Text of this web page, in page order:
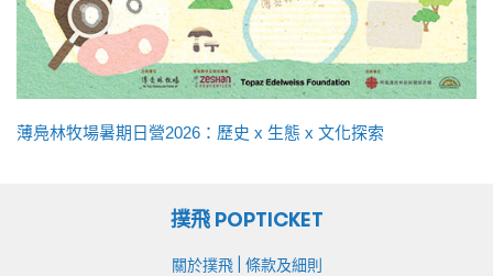
薄鳧林牧場暑期日營2026：歷史 x 生態 x 文化探索
撲飛 POPTICKET
關於撲飛| 條款及細則